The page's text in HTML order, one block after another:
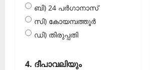
ബി) 24 പര്‍ഗാനാസ്
സി) കോയമ്പത്തൂര്‍
ഡി) തിരുപ്പതി
4. ദീപാവലിയും